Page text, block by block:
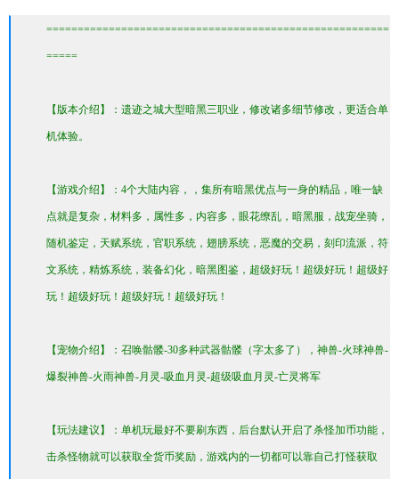
=======================================================
=====
【版本介绍】：遗迹之城大型暗黑三职业，修改诸多细节修改，更适合单
机体验。
【游戏介绍】：4个大陆内容，，集所有暗黑优点与一身的精品，唯一缺
点就是复杂，材料多，属性多，内容多，眼花缭乱，暗黑服，战宠坐骑，
随机鉴定，天赋系统，官职系统，翅膀系统，恶魔的交易，刻印流派，符
文系统，精炼系统，装备幻化，暗黑图鉴，超级好玩！超级好玩！超级好
玩！超级好玩！超级好玩！超级好玩！
【宠物介绍】：召唤骷髅-30多种武器骷髅（字太多了），神兽-火球神兽-
爆裂神兽-火雨神兽-月灵-吸血月灵-超级吸血月灵-亡灵将军
【玩法建议】：单机玩最好不要刷东西，后台默认开启了杀怪加币功能，
击杀怪物就可以获取全货币奖励，游戏内的一切都可以靠自己打怪获取